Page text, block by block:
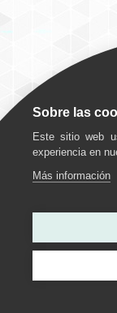
Utilizamos
Puedes
desactivarlas en
Sobre las
Este sitio web
experiencia en
Más información